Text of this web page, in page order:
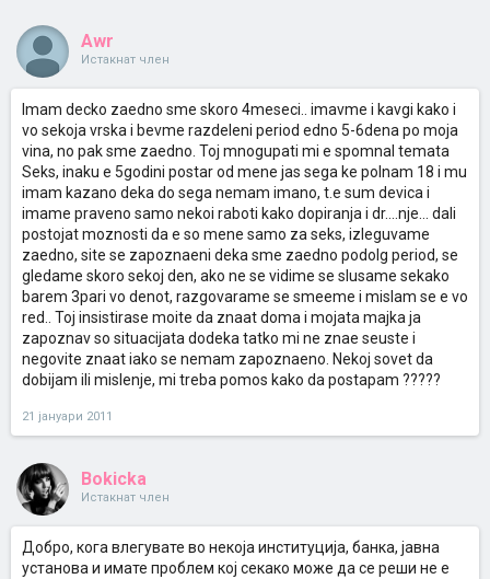
Awr
Истакнат член
Imam decko zaedno sme skoro 4meseci.. imavme i kavgi kako i
vo sekoja vrska i bevme razdeleni period edno 5-6dena po moja
vina, no pak sme zaedno. Toj mnogupati mi e spomnal temata
Seks, inaku e 5godini postar od mene jas sega ke polnam 18 i mu
imam kazano deka do sega nemam imano, t.e sum devica i
imame praveno samo nekoi raboti kako dopiranja i dr....nje... dali
postojat moznosti da e so mene samo za seks, izleguvame
zaedno, site se zapoznaeni deka sme zaedno podolg period, se
gledame skoro sekoj den, ako ne se vidime se slusame sekako
barem 3pari vo denot, razgovarame se smeeme i mislam se e vo
red.. Toj insistirase moite da znaat doma i mojata majka ja
zapoznav so situacijata dodeka tatko mi ne znae seuste i
negovite znaat iako se nemam zapoznaeno. Nekoj sovet da
dobijam ili mislenje, mi treba pomos kako da postapam ?????
21 јануари 2011
Bokicka
Истакнат член
Добро, кога влегувате во некоја институција, банка, јавна
установа и имате проблем кој секако може да се реши не е